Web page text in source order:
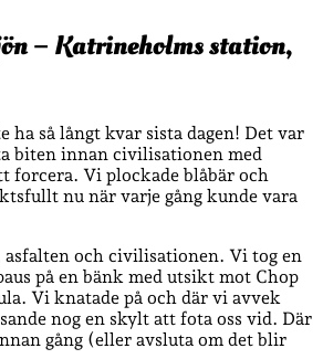
– Katrineholms station,
ha så långt kvar sista dagen! Det var
biten innan civilisationen med
forcera. Vi plockade blåbär och
nu när varje gång kunde vara
och civilisationen. Vi tog en
på en bänk med utsikt mot Chop
Vi knatade på och där vi avvek
nog en skylt att fota oss vid. Där
gång (eller avsluta om det blir